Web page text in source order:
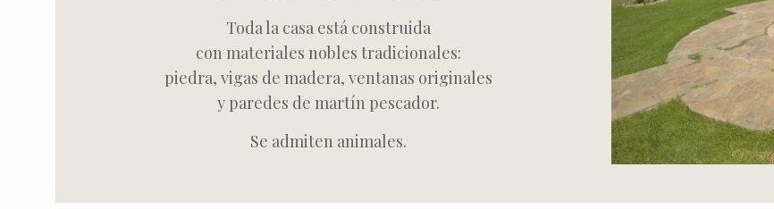
Toda la casa está construida
con materiales nobles tradicionales:
piedra, vigas de madera, ventanas originales
y paredes de martín pescador.
Se admiten animales.